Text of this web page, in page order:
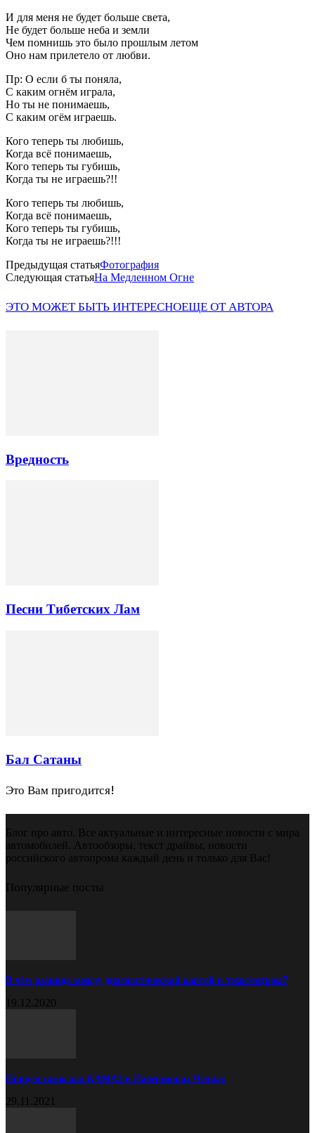
И для меня не будет больше света,
Не будет больше неба и земли
Чем помнишь это было прошлым летом
Оно нам прилетело от любви.
Пр: О если б ты поняла,
С каким огнём играла,
Но ты не понимаешь,
С каким огём играешь.
Кого теперь ты любишь,
Когда всё понимаешь,
Кого теперь ты губишь,
Когда ты не играешь?!!
Кого теперь ты любишь,
Когда всё понимаешь,
Кого теперь ты губишь,
Когда ты не играешь?!!!
Предыдущая статьяФотография
Следующая статьяНа Медленном Огне
ЭТО МОЖЕТ БЫТЬ ИНТЕРЕСНОЕЩЕ ОТ АВТОРА
Вредность
Песни Тибетских Лам
Бал Сатаны
Это Вам пригодится!
Блог про авто. Все актуальные и интересные новости с мира
автомобилей. Автообзоры, текст драйвы, новости
российского автопрома каждый день и только для Вас!
Популярные посты
В чём разница между диагностической картой и техосмотром?
19.12.2020
Прицеп самосвал КАМАЗ в Набережных Челнах
29.11.2021